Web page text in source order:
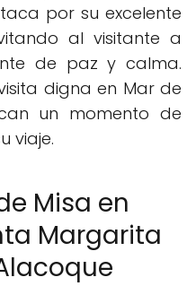
por su excelente
al visitante a
de paz y calma.
digna en Mar de
un momento de
viaje.
Misa en
Margarita